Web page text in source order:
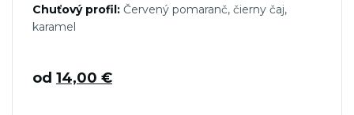
Chuťový profil: Červený pomaranč, čierny čaj,
karamel
od 14,00 €